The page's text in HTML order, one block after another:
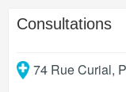
Consultations
74 Rue Curial,